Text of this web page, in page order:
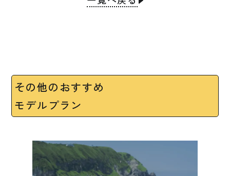
その他のおすすめ
モデルプラン